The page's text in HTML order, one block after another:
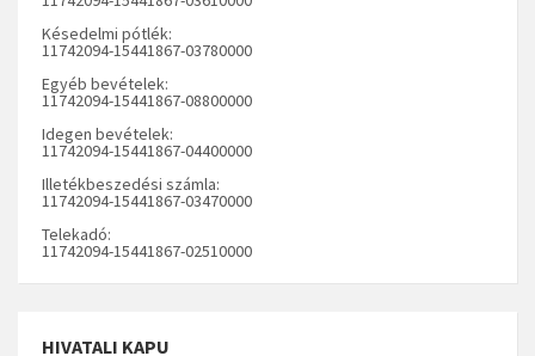
Késedelmi pótlék:
11742094-15441867-03780000
Egyéb bevételek:
11742094-15441867-08800000
Idegen bevételek:
11742094-15441867-04400000
Illetékbeszedési számla:
11742094-15441867-03470000
Telekadó:
11742094-15441867-02510000
HIVATALI KAPU